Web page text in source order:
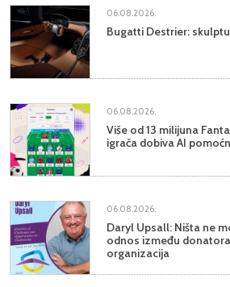
06.08.2026.
Bugatti Destrier:
06.08.2026.
Više od 13 milijuna
igrača dobiva AI
06.08.2026.
Daryl Upsall: Ništa ne
odnos između
organizacija